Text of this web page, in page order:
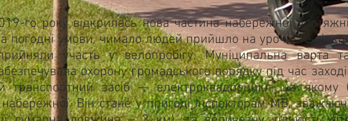
року відкрилась нова частина набережної
умови, чимало людей прийшло на урочисте
участь у велопробігу. Муніципальна варта
охорону громадського порядку під час
транспортний засіб — електроквадроцикл, на якому
Він стане у пригоді інспекторам МВ,